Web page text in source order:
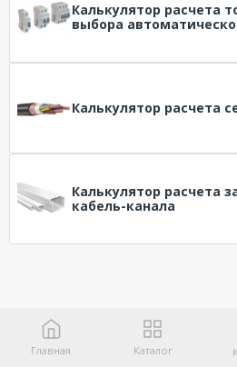
Калькулятор расчета
выбора
Калькулятор расчета
Калькулятор расчета
кабель-канала
Главная Каталог